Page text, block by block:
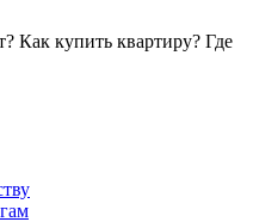
Как купить квартиру? Где